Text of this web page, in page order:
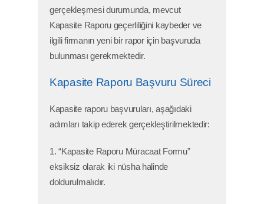
gerçekleşmesi durumunda, mevcut
Kapasite Raporu geçerliliğini kaybeder ve
ilgili firmanın yeni bir rapor için başvuruda
bulunması gerekmektedir.
Kapasite Raporu Başvuru Süreci
Kapasite raporu başvuruları, aşağıdaki
adımları takip ederek gerçekleştirilmektedir:
1. “Kapasite Raporu Müracaat Formu”
eksiksiz olarak iki nüsha halinde
doldurulmalıdır.